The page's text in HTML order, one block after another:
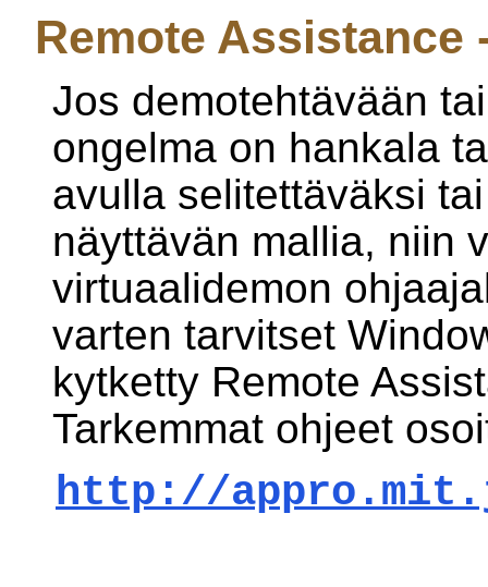
Remote Assistance
Jos demotehtävään
ongelma on hankala
avulla selitettäväksi
näyttävän mallia, niin
virtuaalidemon
varten tarvitset
kytketty Remote
Tarkemmat ohjeet
http://